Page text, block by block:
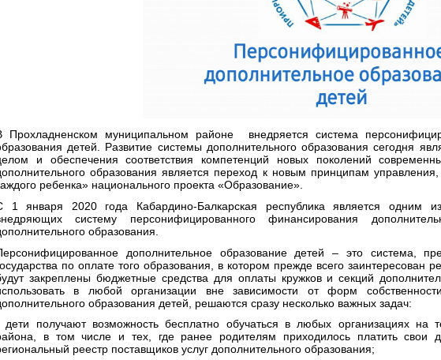
Прохладненском муниципальном районе внедряется система
детей. Развитие системы дополнительного образования сегодня
и обеспечения соответствия компетенций новых поколений
образования является переход к новым принципам
ребенка» национального проекта «Образование».
1 января 2020 года Кабардино-Балкарская республика является одним
систему персонифицированного финансирования
образования.
дополнительное образование детей – это система,
по оплате того образования, в котором прежде всего заинтересован
закреплены бюджетные средства для оплаты кружков и секций
в любой организации вне зависимости от форм
образования детей, решаются сразу несколько важных задач:
дети получают возможность бесплатно обучаться в любых организациях на
в том числе и тех, где ранее родителям приходилось платить свои
реестр поставщиков услуг дополнительного образования;